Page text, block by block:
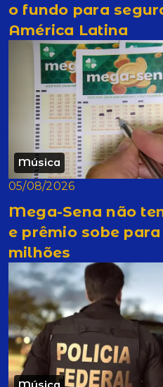
o fundo para
América Latina
Música
05/08/2026
Mega-Sena não
e prêmio sobe para
milhões